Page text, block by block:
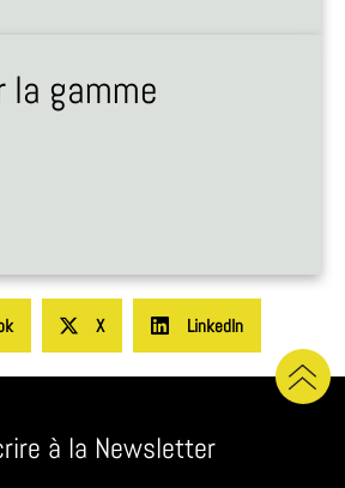
la gamme
X LinkedIn
à la Newsletter